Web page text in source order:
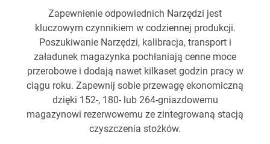
Zapewnienie odpowiednich Narzędzi jest
kluczowym czynnikiem w codziennej produkcji.
Poszukiwanie Narzędzi, kalibracja, transport i
załadunek magazynka pochłaniają cenne moce
przerobowe i dodają nawet kilkaset godzin pracy w
ciągu roku. Zapewnij sobie przewagę ekonomiczną
dzięki 152-, 180- lub 264-gniazdowemu
magazynowi rezerwowemu ze zintegrowaną stacją
czyszczenia stożków.